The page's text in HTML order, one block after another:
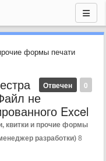
формы печати
0
Отвечен
не
Excel
квитки и прочие формы
разработки)8